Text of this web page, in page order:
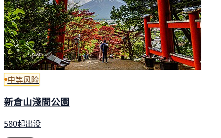
中等风险
新倉山淺間公園
580起出没